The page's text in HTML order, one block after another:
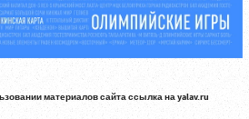
материалов сайта ссылка на yalav.ru